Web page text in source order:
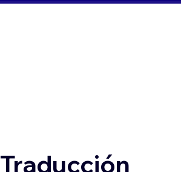
Traducción